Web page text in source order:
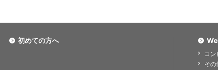
初めての方へ
コ
その